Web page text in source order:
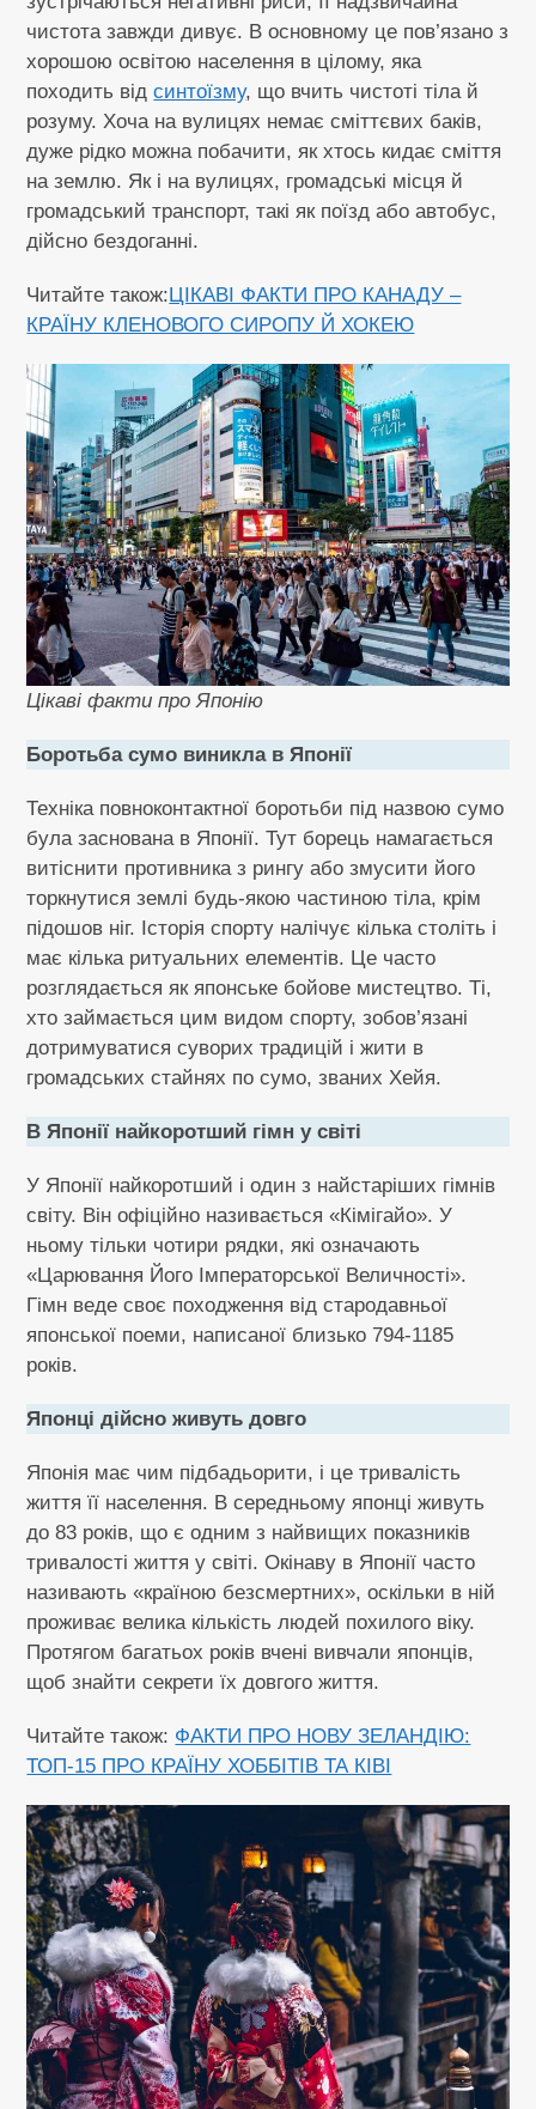
чистота завжди дивує. В основному це пов’язано з
хорошою освітою населення в цілому, яка
походить відсинтоїзму, що вчить чистоті тіла й
розуму. Хоча на вулицях немає сміттєвих баків,
дуже рідко можна побачити, як хтось кидає сміття
на землю. Як і на вулицях, громадські місця й
громадський транспорт, такі як поїзд або автобус,
дійсно бездоганні.
Читайте також:ЦІКАВІ ФАКТИ ПРО КАНАДУ –
КРАЇНУ КЛЕНОВОГО СИРОПУ Й ХОКЕЮ
Цікаві факти про Японію
Боротьба сумо виникла в Японії
Техніка повноконтактної боротьби під назвою сумо
була заснована в Японії. Тут борець намагається
витіснити противника з рингу або змусити його
торкнутися землі будь-якою частиною тіла, крім
підошов ніг. Історія спорту налічує кілька століть і
має кілька ритуальних елементів. Це часто
розглядається як японське бойове мистецтво. Ті,
хто займається цим видом спорту, зобов’язані
дотримуватися суворих традицій і жити в
громадських стайнях по сумо, званих Хейя.
В Японії найкоротший гімн у світі
У Японії найкоротший і один з найстаріших гімнів
світу. Він офіційно називається «Кімігайо». У
ньому тільки чотири рядки, які означають
«Царювання Його Імператорської Величності».
Гімн веде своє походження від стародавньої
японської поеми, написаної близько 794-1185
років.
Японці дійсно живуть довго
Японія має чим підбадьорити, і це тривалість
життя її населення. В середньому японці живуть
до 83 років, що є одним з найвищих показників
тривалості життя у світі. Окінаву в Японії часто
називають «країною безсмертних», оскільки в ній
проживає велика кількість людей похилого віку.
Протягом багатьох років вчені вивчали японців,
щоб знайти секрети їх довгого життя.
Читайте також: ФАКТИ ПРО НОВУ ЗЕЛАНДІЮ:
ТОП-15 ПРО КРАЇНУ ХОББІТІВ ТА КІВІ